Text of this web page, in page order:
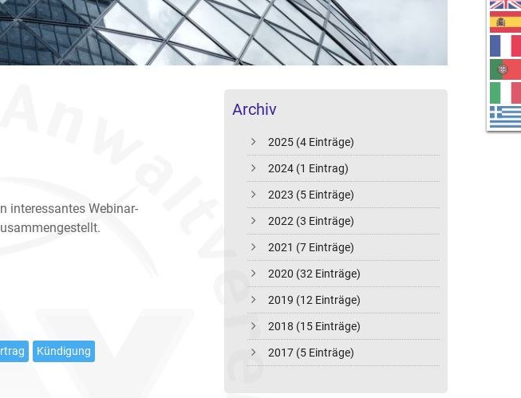
Archiv
2025 (4 Einträge)
2024 (1 Eintrag)
2023 (5 Einträge)
2022 (3 Einträge)
2021 (7 Einträge)
2020 (32 Einträge)
2019 (12 Einträge)
2018 (15 Einträge)
2017 (5 Einträge)
interessantes Webinar-
Kündigung